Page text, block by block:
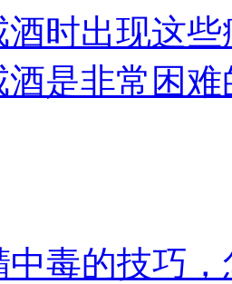
酒时出现这些
酒是非常困
中毒的技巧，